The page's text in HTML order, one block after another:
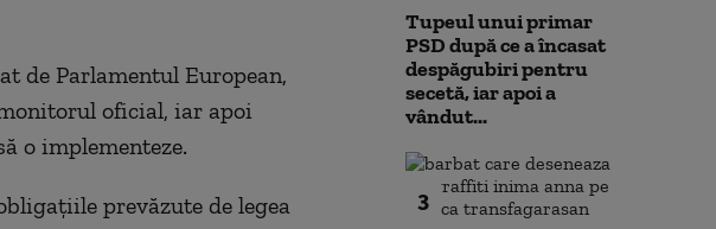
de Parlamentul European,
oficial, iar apoi
o implementeze.
prevăzute de legea
Tupeul unui primar
PSD după ce a încasat
despăgubiri pentru
secetă, iar apoi a
vândut...
3